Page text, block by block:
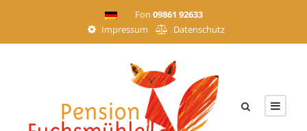
Fon 09861 92633
Impressum
Datenschutz